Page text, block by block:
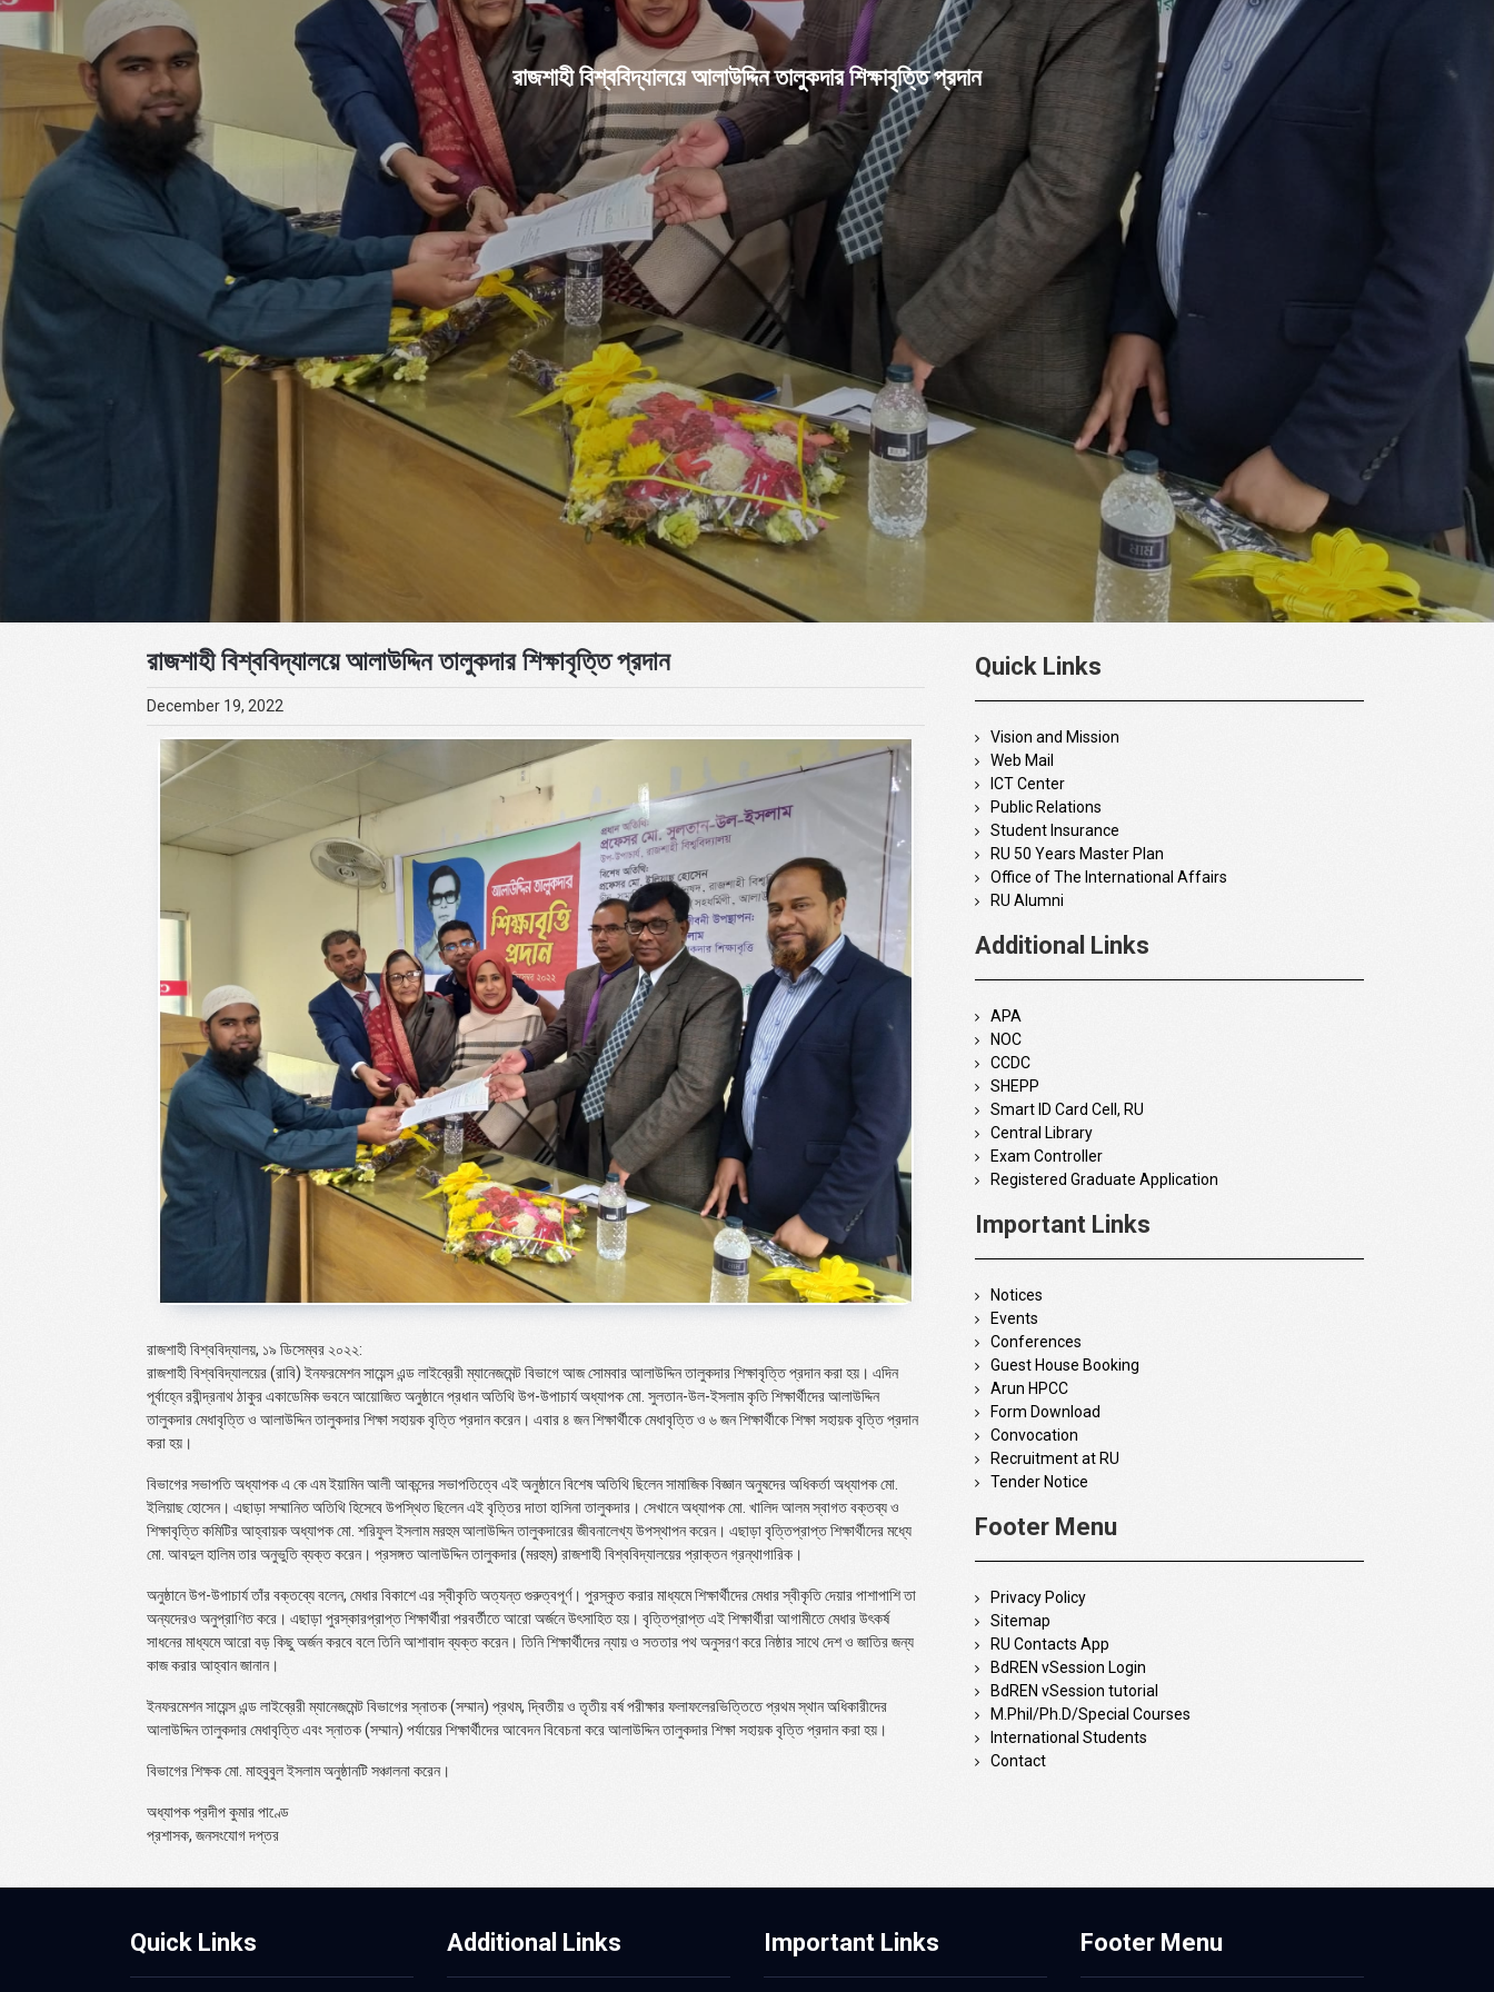
রাজশাহী বিশ্ববিদ্যালয়ে আলাউদ্দিন তালুকদার শিক্ষাবৃত্তি প্রদান
রাজশাহী বিশ্ববিদ্যালয়ে আলাউদ্দিন তালুকদার শিক্ষাবৃত্তি প্রদান
December 19, 2022
রাজশাহী বিশ্ববিদ্যালয়, ১৯ ডিসেম্বর ২০২২:
রাজশাহী বিশ্ববিদ্যালয়ের (রাবি) ইনফরমেশন সায়েন্স এন্ড লাইব্রেরী ম্যানেজমেন্ট বিভাগে আজ সোমবার আলাউদ্দিন তালুকদার শিক্ষাবৃত্তি প্রদান করা হয়। এদিন
পূর্বাহ্নে রবীন্দ্রনাথ ঠাকুর একাডেমিক ভবনে আয়োজিত অনুষ্ঠানে প্রধান অতিথি উপ-উপাচার্য অধ্যাপক মো. সুলতান-উল-ইসলাম কৃতি শিক্ষার্থীদের আলাউদ্দিন
তালুকদার মেধাবৃত্তি ও আলাউদ্দিন তালুকদার শিক্ষা সহায়ক বৃত্তি প্রদান করেন। এবার ৪ জন শিক্ষার্থীকে মেধাবৃত্তি ও ৬ জন শিক্ষার্থীকে শিক্ষা সহায়ক বৃত্তি প্রদান
করা হয়।
বিভাগের সভাপতি অধ্যাপক এ কে এম ইয়ামিন আলী আকন্দের সভাপতিত্বে এই অনুষ্ঠানে বিশেষ অতিথি ছিলেন সামাজিক বিজ্ঞান অনুষদের অধিকর্তা অধ্যাপক মো.
ইলিয়াছ হোসেন। এছাড়া সম্মানিত অতিথি হিসেবে উপস্থিত ছিলেন এই বৃত্তির দাতা হাসিনা তালুকদার। সেখানে অধ্যাপক মো. খালিদ আলম স্বাগত বক্তব্য ও
শিক্ষাবৃত্তি কমিটির আহ্বায়ক অধ্যাপক মো. শরিফুল ইসলাম মরহুম আলাউদ্দিন তালুকদারের জীবনালেখ্য উপস্থাপন করেন। এছাড়া বৃত্তিপ্রাপ্ত শিক্ষার্থীদের মধ্যে
মো. আবদুল হালিম তার অনুভুতি ব্যক্ত করেন। প্রসঙ্গত আলাউদ্দিন তালুকদার (মরহুম) রাজশাহী বিশ্ববিদ্যালয়ের প্রাক্তন গ্রন্থাগারিক।
অনুষ্ঠানে উপ-উপাচার্য তাঁর বক্তব্যে বলেন, মেধার বিকাশে এর স্বীকৃতি অত্যন্ত গুরুত্বপূর্ণ। পুরস্কৃত করার মাধ্যমে শিক্ষার্থীদের মেধার স্বীকৃতি দেয়ার পাশাপাশি তা
অন্যদেরও অনুপ্রাণিত করে। এছাড়া পুরস্কারপ্রাপ্ত শিক্ষার্থীরা পরবর্তীতে আরো অর্জনে উৎসাহিত হয়। বৃত্তিপ্রাপ্ত এই শিক্ষার্থীরা আগামীতে মেধার উৎকর্ষ
সাধনের মাধ্যমে আরো বড় কিছু অর্জন করবে বলে তিনি আশাবাদ ব্যক্ত করেন। তিনি শিক্ষার্থীদের ন্যায় ও সততার পথ অনুসরণ করে নিষ্ঠার সাথে দেশ ও জাতির জন্য
কাজ করার আহ্বান জানান।
ইনফরমেশন সায়েন্স এন্ড লাইব্রেরী ম্যানেজমেন্ট বিভাগের স্নাতক (সম্মান) প্রথম, দ্বিতীয় ও তৃতীয় বর্ষ পরীক্ষার ফলাফলেরভিত্তিতে প্রথম স্থান অধিকারীদের
আলাউদ্দিন তালুকদার মেধাবৃত্তি এবং স্নাতক (সম্মান) পর্যায়ের শিক্ষার্থীদের আবেদন বিবেচনা করে আলাউদ্দিন তালুকদার শিক্ষা সহায়ক বৃত্তি প্রদান করা হয়।
বিভাগের শিক্ষক মো. মাহবুবুল ইসলাম অনুষ্ঠানটি সঞ্চালনা করেন।
অধ্যাপক প্রদীপ কুমার পাণ্ডে
প্রশাসক, জনসংযোগ দপ্তর
Quick Links
Vision and Mission
Web Mail
ICT Center
Public Relations
Student Insurance
RU 50 Years Master Plan
Office of The International Affairs
RU Alumni
Additional Links
APA
NOC
CCDC
SHEPP
Smart ID Card Cell, RU
Central Library
Exam Controller
Registered Graduate Application
Important Links
Notices
Events
Conferences
Guest House Booking
Arun HPCC
Form Download
Convocation
Recruitment at RU
Tender Notice
Footer Menu
Privacy Policy
Sitemap
RU Contacts App
BdREN vSession Login
BdREN vSession tutorial
M.Phil/Ph.D/Special Courses
International Students
Contact
Quick Links Additional Links Important Links Footer Menu